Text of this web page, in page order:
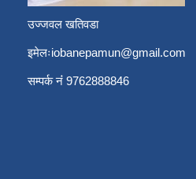
उज्जवल खतिवडा
इमेलःiobanepamun@gmail.com
सम्पर्क नंं 9762888846